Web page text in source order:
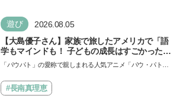
い…
遊び 2026.08.05
【大島優子さん】家族で旅したアメリカで「語
学もマインドも！ 子どもの成長はすごかった」
声優をつとめた映画『パウ・パトロール ザ・ダ
できると子どもに知ってほしい
「パウパト」の愛称で親しまれる人気アニメ「パウ・パトロ
ザ…#長南真理恵